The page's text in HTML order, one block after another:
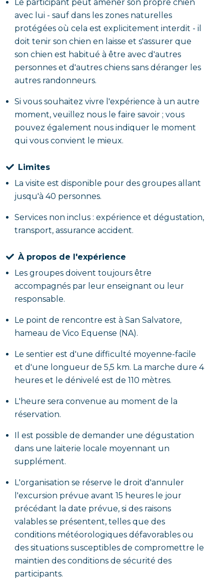
Le participant peut amener son propre chien
avec lui - sauf dans les zones naturelles
protégées où cela est explicitement interdit - il
doit tenir son chien en laisse et s'assurer que
son chien est habitué à être avec d'autres
personnes et d'autres chiens sans déranger les
autres randonneurs.
Si vous souhaitez vivre l'expérience à un autre
moment, veuillez nous le faire savoir ; vous
pouvez également nous indiquer le moment
qui vous convient le mieux.
Limites
La visite est disponible pour des groupes allant
jusqu'à 40 personnes.
Services non inclus : expérience et dégustation,
transport, assurance accident.
À propos de l'expérience
Les groupes doivent toujours être
accompagnés par leur enseignant ou leur
responsable.
Le point de rencontre est à San Salvatore,
hameau de Vico Equense (NA).
Le sentier est d'une difficulté moyenne-facile
et d'une longueur de 5,5 km. La marche dure 4
heures et le dénivelé est de 110 mètres.
L'heure sera convenue au moment de la
réservation.
Il est possible de demander une dégustation
dans une laiterie locale moyennant un
supplément.
L'organisation se réserve le droit d'annuler
l'excursion prévue avant 15 heures le jour
précédant la date prévue, si des raisons
valables se présentent, telles que des
conditions météorologiques défavorables ou
des situations susceptibles de compromettre le
maintien des conditions de sécurité des
participants.